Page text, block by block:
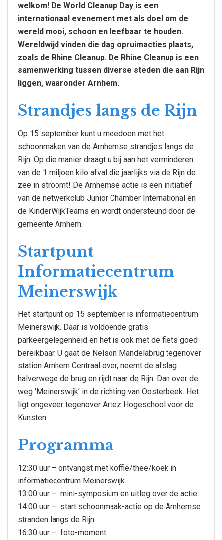
welkom! De World Cleanup Day is een
internationaal evenement met als doel om de
wereld mooi, schoon en leefbaar te houden.
Wereldwijd vinden die dag opruimacties plaats,
zoals de Rhine Cleanup. De Rhine Cleanup is een
samenwerking tussen diverse steden die aan Rijn
liggen, waaronder Arnhem.
Strandjes langs de Rijn
Op 15 september kunt u meedoen met het
schoonmaken van de Arnhemse strandjes langs de
Rijn. Op die manier draagt u bij aan het verminderen
van de 1 miljoen kilo afval die jaarlijks via de Rijn de
zee in stroomt! De Arnhemse actie is een initiatief
van de netwerkclub Junior Chamber International en
de KinderWijkTeams en wordt ondersteund door de
gemeente Arnhem.
Startpunt
Informatiecentrum
Meinerswijk
Het startpunt op 15 september is informatiecentrum
Meinerswijk. Daar is voldoende gratis
parkeergelegenheid en het is ook met de fiets goed
bereikbaar. U gaat de Nelson Mandelabrug tegenover
station Arnhem Centraal over, neemt de afslag
halverwege de brug en rijdt naar de Rijn. Dan over de
weg ‘Meinerswijk’ in de richting van Oosterbeek. Het
ligt ongeveer tegenover Artez Hogeschool voor de
Kunsten.
Programma
12:30 uur – ontvangst met koffie/thee/koek in
informatiecentrum Meinerswijk
13:00 uur – mini-symposium en uitleg over de actie
14:00 uur – start schoonmaak-actie op de Arnhemse
stranden langs de Rijn
16:30 uur – foto-moment